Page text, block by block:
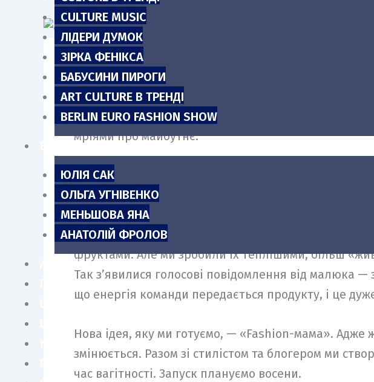
CULTURE MUSIC
ЛІДЕРИ ДУМОК
ЗІРКА ФЕНІКСА
БАБУСИНИ ПИРОГИ
ART CULTURE В ТРЕНДІ
BERLIN EURO FASHION SHOW
ЮЛІЯ САК
ОЛЬГА УГНІВЕНКО
МЕНЬШОВА ЯНА
АНАТОЛІЙ ФРОЛОВ
АНОНСИ
ШОУ БІЗНЕС
Babybloom — унікальний український додаток, що
трьох дітей Ірина та Євген Путівленки,
мріями про майбутнє.
Ви часто наголошуєте: таких функцій немає в
натхнення чи про аналітику?
Ірина:У нас є базові речі, які використовують усі:
фруктами. Але ми зробили їх теплішими, більш
Так з’явилися голосові повідомлення від малюка
що енергія команди передається продукту, і це
Нова ідея, яку ми готуємо, — «Fashion-мама». Адже
змінюється. Разом зі стилістом та блогером ми
час вагітності. Запуск плануємо восени.